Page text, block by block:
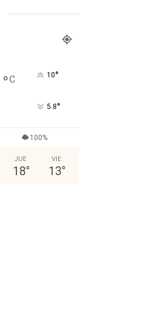
°C 10°
5.8°
100%
JUE
18°
VIE
13°